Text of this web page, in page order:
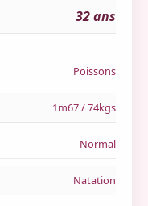
32 ans
Poissons
1m67 / 74kgs
Normal
Natation